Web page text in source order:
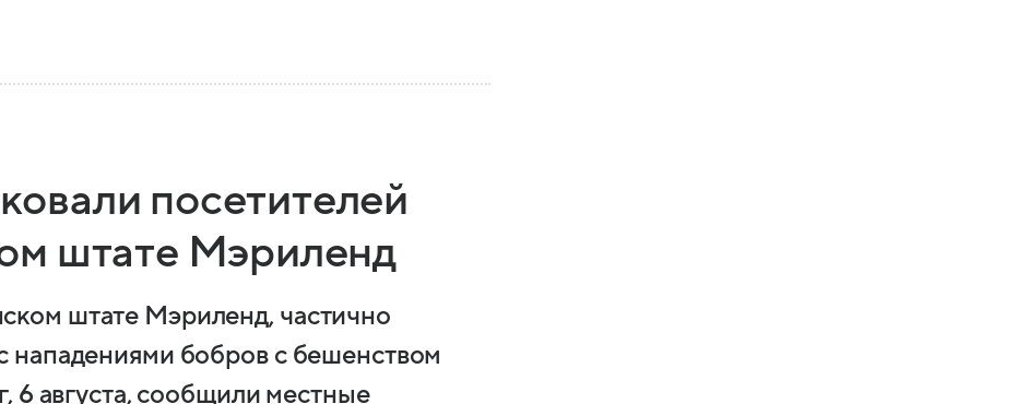
посетителей
штате Мэриленд
штате Мэриленд, частично
нападениями бобров с бешенством
6 августа, сообщили местные